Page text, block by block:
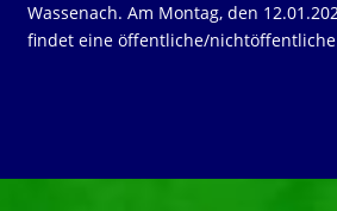
Wassenach. Am Montag, den
findet eine öffentliche/nichtöffentliche